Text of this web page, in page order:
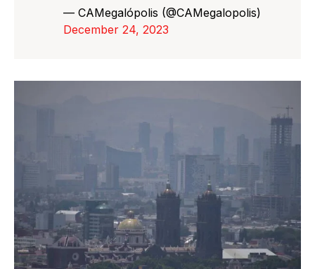
— CAMegalópolis (@CAMegalopolis)
December 24, 2023